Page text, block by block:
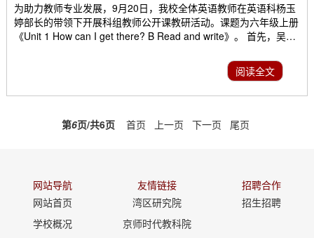
为助力教师专业发展，9月20日，我校全体英语教师在英语科杨玉
婷部长的带领下开展科组教师公开课教研活动。课题为六年级上册
《Unit 1 How can I get there? B Read and write》。 首先，吴仪
there》Read and write部分内容。吴仪老师教学基本功扎实，课
堂聚焦新课标，教学思路清晰，互动自然。其次，吴仪老师授课内
容为阅读课中的练习。教学目标明确，讲解过程中热...
阅读全文
第6页/共6页 首页 上一页 下一页 尾页
网站导航
网站首页
学校概况
友情链接
湾区研究院
京师时代教科院
招聘合作
招生招聘